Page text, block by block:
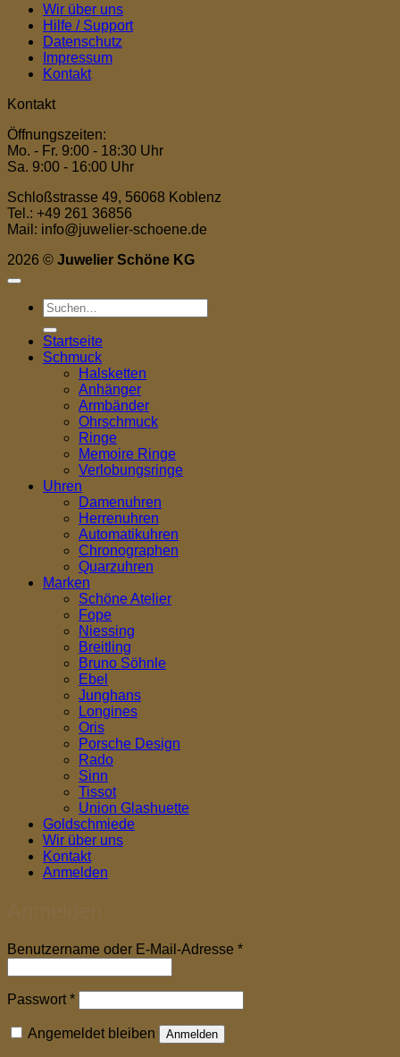
Wir über uns
Hilfe / Support
Datenschutz
Impressum
Kontakt
Kontakt
Öffnungszeiten:
Mo. - Fr. 9:00 - 18:30 Uhr
Sa. 9:00 - 16:00 Uhr
Schloßstrasse 49, 56068 Koblenz
Tel.: +49 261 36856
Mail: info@juwelier-schoene.de
2026 © Juwelier Schöne KG
Suchen
nach:
Startseite
Schmuck
Halsketten
Anhänger
Armbänder
Ohrschmuck
Ringe
Memoire Ringe
Verlobungsringe
Uhren
Damenuhren
Herrenuhren
Automatikuhren
Chronographen
Quarzuhren
Marken
Schöne Atelier
Fope
Niessing
Breitling
Bruno Söhnle
Ebel
Junghans
Longines
Oris
Porsche Design
Rado
Sinn
Tissot
Union Glashuette
Goldschmiede
Wir über uns
Kontakt
Anmelden
Benutzername oder E-Mail-Adresse *Erforderlich
Passwort*Erforderlich
Angemeldet bleiben Anmelden